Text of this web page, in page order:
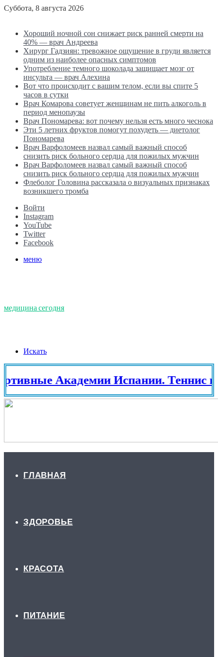
Суббота, 8 августа 2026
Хороший ночной сон снижает риск ранней смерти на
40% — врач Андреева
Хирург Гадзиян: тревожное ощущение в груди является
одним из наиболее опасных симптомов
Употребление темного шоколада защищает мозг от
инсульта — врач Алехина
Вот что происходит с вашим телом, если вы спите 5
часов в сутки
Врач Комарова советует женщинам не пить алкоголь в
период менопаузы
Врач Пономарева: вот почему нельзя есть много чеснока
Эти 5 летних фруктов помогут похудеть — диетолог
Пономарева
Врач Варфоломеев назвал самый важный способ
снизить риск больного сердца для пожилых мужчин
Врач Варфоломеев назвал самый важный способ
снизить риск больного сердца для пожилых мужчин
Флеболог Головина рассказала о визуальных признаках
возникшего тромба
Войти
Instagram
YouTube
Twitter
Facebook
меню
медицина сегодня
Искать
Академии Испании. Теннис в
ГЛАВНАЯ
ЗДОРОВЬЕ
КРАСОТА
ПИТАНИЕ